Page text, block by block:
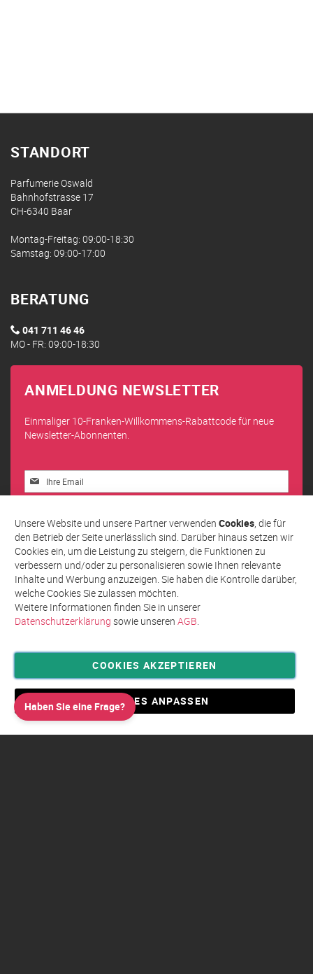
STANDORT
Parfumerie Oswald
Bahnhofstrasse 17
CH-6340 Baar
Montag-Freitag: 09:00-18:30
Samstag: 09:00-17:00
BERATUNG
041 711 46 46
MO - FR: 09:00-18:30
ANMELDUNG NEWSLETTER
Einmaliger 10-Franken-Willkommens-Rabattcode für neue
Newsletter-Abonnenten.
Melden
Sie
unseren
Newsletter
an:
Abonnieren
Privatsphäre und Datenschutz
Allgemeine Geschäftsbedingungen AGB
Impressum
Haben Sie eine Frage?
Unsere Website und unsere Partner verwenden Cookies, die für
den Betrieb der Seite unerlässlich sind. Darüber hinaus setzen wir
Cookies ein, um die Leistung zu steigern, die Funktionen zu
verbessern und/oder zu personalisieren sowie Ihnen relevante
Inhalte und Werbung anzuzeigen. Sie haben die Kontrolle darüber,
welche Cookies Sie zulassen möchten.
Weitere Informationen finden Sie in unserer
Datenschutzerklärung sowie unseren AGB.
COOKIES AKZEPTIEREN
COOKIES ANPASSEN